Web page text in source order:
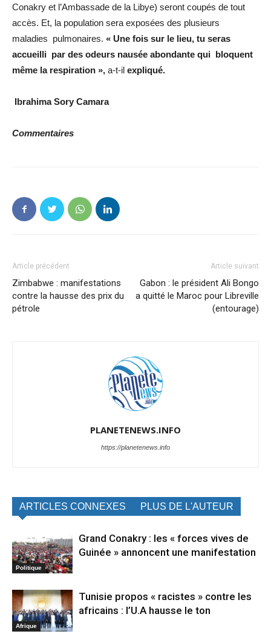
Conakry et l’Ambassade de la Libye) seront coupés de tout
accès. Et, la population sera exposées des plusieurs
maladies pulmonaires. « Une fois sur le lieu, tu seras
accueilli par des odeurs nausée abondante qui bloquent
même la respiration », a-t-il expliqué.
Ibrahima Sory Camara
Commentaires
Article précédent
Zimbabwe : manifestations
contre la hausse des prix du
pétrole
Article suivant
Gabon : le président Ali Bongo
a quitté le Maroc pour Libreville
(entourage)
PLANETENEWS.INFO
https://planetenews.info
ARTICLES CONNEXES PLUS DE L'AUTEUR
Politique
Grand Conakry : les « forces vives de
Guinée » annoncent une manifestation
Afrique
Tunisie propos « racistes » contre les
africains : l’U.A hausse le ton